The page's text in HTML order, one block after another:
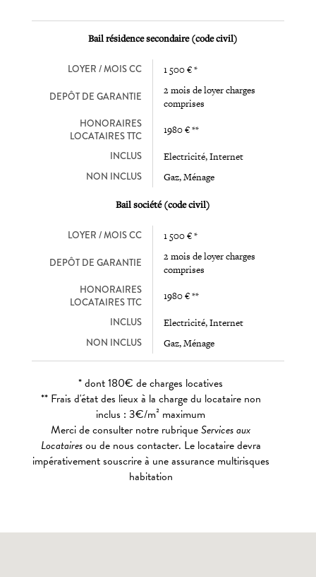
Bail résidence secondaire (code civil)
LOYER / MOIS CC 1 500 € *
DEPÔT DE GARANTIE
2 mois de loyer charges
comprises
HONORAIRES
LOCATAIRES TTC
1980 € **
INCLUS Electricité, Internet
NON INCLUS Gaz, Ménage
Bail société (code civil)
LOYER / MOIS CC 1 500 € *
DEPÔT DE GARANTIE
2 mois de loyer charges
comprises
HONORAIRES
LOCATAIRES TTC
1980 € **
INCLUS Electricité, Internet
NON INCLUS Gaz, Ménage
* dont 180€ de charges locatives
** Frais d'état des lieux à la charge du locataire non
inclus : 3€/m² maximum
Merci de consulter notre rubriqueServices aux
Locatairesou de nous contacter. Le locataire devra
impérativement souscrire à une assurance multirisques
habitation